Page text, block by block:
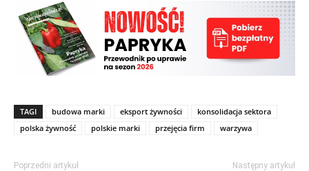
TAGI budowa marki eksport żywności
konsolidacja sektora
polska żywność
polskie marki przejęcia firm warzywa
Poprzedni artykuł Następny artykuł